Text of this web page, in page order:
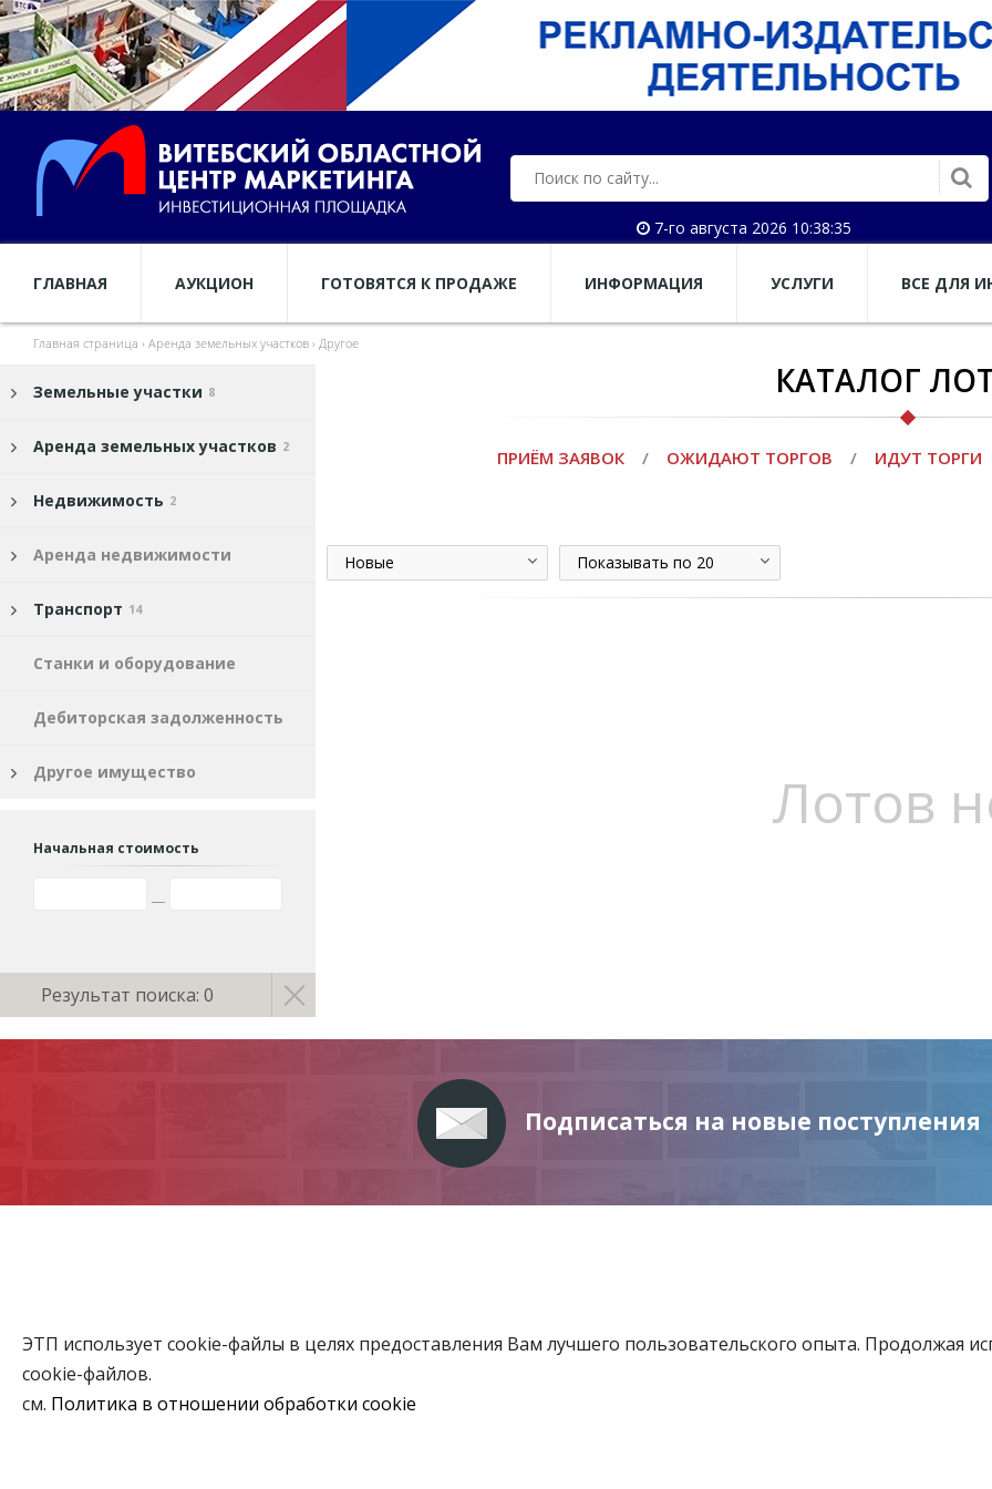
7-го августа 2026 10:38:35
ГЛАВНАЯ АУКЦИОН ГОТОВЯТСЯ К ПРОДАЖЕ ИНФОРМАЦИЯ УСЛУГИ ВСЕ ДЛЯ
Главная страница › Аренда земельных участков › Другое
Земельные участки 8
Аренда земельных участков 2
Недвижимость 2
Аренда недвижимости
Транспорт 14
Станки и оборудование
Дебиторская задолженность
Другое имущество
Начальная стоимость
Результат поиска: 0
КАТАЛОГ
ПРИЁМ ЗАЯВОК / ОЖИДАЮТ ТОРГОВ / ИДУТ ТОРГИ
Новые Показывать по 20
Лотов
Подписаться на новые поступления
ЭТП использует cookie-файлы в целях предоставления Вам лучшего пользовательского опыта. Продолжая
cookie-файлов.
см. Политика в отношении обработки cookie